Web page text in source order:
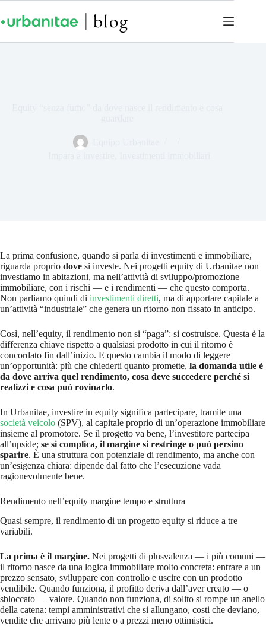
La prima confusione, quando si parla di investimenti e immobiliare,
riguarda proprio dove si investe. Nei progetti equity di Urbanitae non
investiamo in abitazioni, ma nell’attività di sviluppo/promozione
immobiliare, con i rischi — e i rendimenti — che questo comporta.
Non parliamo quindi di investimenti diretti, ma di apportare capitale a
un’attività “industriale” che genera un ritorno non fissato in anticipo.
Così, nell’equity, il rendimento non si “paga”: si costruisce. Questa è la
differenza chiave rispetto a qualsiasi prodotto in cui il ritorno è
concordato fin dall’inizio. E questo cambia il modo di leggere
un’opportunità: più che chiederti quanto promette, la domanda utile è
da dove arriva quel rendimento, cosa deve succedere perché si
realizzi e cosa può rovinarlo.
In Urbanitae, investire in equity significa partecipare, tramite una
società veicolo (SPV), al capitale proprio di un’operazione immobiliare
insieme al promotore. Se il progetto va bene, l’investitore partecipa
all’upside; se si complica, il margine si restringe o può persino
sparire. È una struttura con potenziale di rendimento, ma anche con
un’esigenza chiara: dipende dal fatto che l’esecuzione vada
ragionevolmente bene.
Rendimento nell’equity margine tempo e struttura
Quasi sempre, il rendimento di un progetto equity si riduce a tre
variabili.
La prima è il margine. Nei progetti di plusvalenza — i più comuni —
il ritorno nasce da una logica immobiliare molto concreta: entrare a un
prezzo sensato, sviluppare con controllo e uscire con un prodotto
vendibile. Quando funziona, il profitto deriva dall’aver creato — o
sbloccato — valore. Quando non funziona, di solito si rompe un anello
della catena: tempi amministrativi che si allungano, costi che deviano,
vendite che arrivano più lente o a prezzi meno ottimistici.